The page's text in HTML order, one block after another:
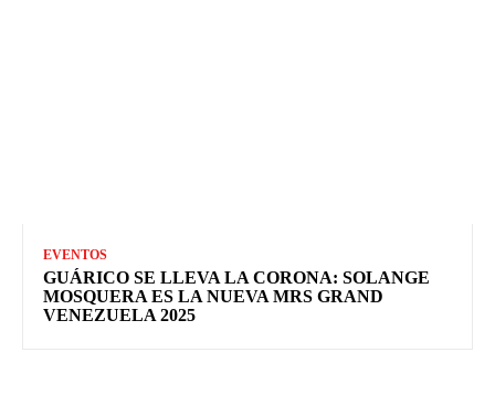
EVENTOS
GUÁRICO SE LLEVA LA CORONA: SOLANGE
MOSQUERA ES LA NUEVA MRS GRAND
VENEZUELA 2025